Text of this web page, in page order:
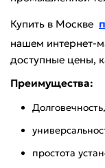
Купить в Москве
нашем интернет-
доступные цены,
Преимущества:
простота